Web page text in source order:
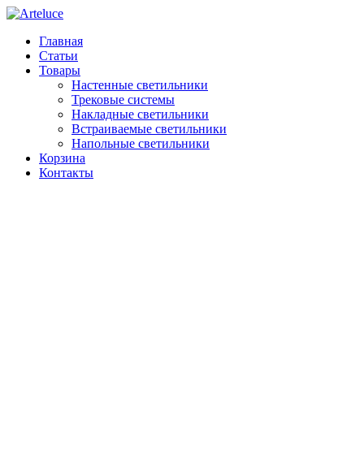
Главная
Статьи
Товары
Настенные светильники
Трековые системы
Накладные светильники
Встраиваемые светильники
Напольные светильники
Корзина
Контакты